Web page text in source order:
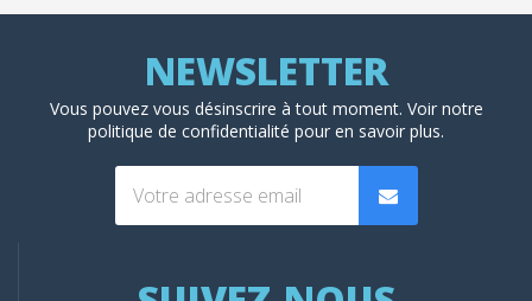
Vous pouvez vous désinscrire à tout moment. Voir notre
politique de confidentialité pour en savoir plus.